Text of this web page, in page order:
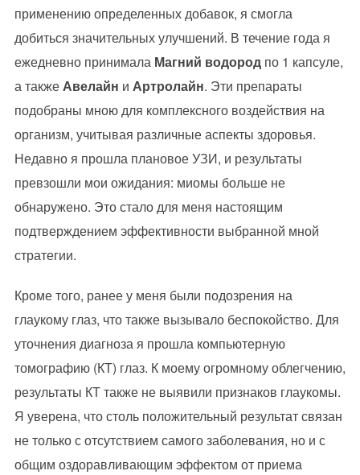
применению определенных добавок, я смогла
добиться значительных улучшений. В течение года я
ежедневно принимала Магний водородпо 1 капсуле,
а такжеАвелайн и Артролайн. Эти препараты
подобраны мною для комплексного воздействия на
организм, учитывая различные аспекты здоровья.
Недавно я прошла плановое УЗИ, и результаты
превзошли мои ожидания: миомы больше не
обнаружено. Это стало для меня настоящим
подтверждением эффективности выбранной мной
стратегии.
Кроме того, ранее у меня были подозрения на
глаукому глаз, что также вызывало беспокойство. Для
уточнения диагноза я прошла компьютерную
томографию (КТ) глаз. К моему огромному облегчению,
результаты КТ также не выявили признаков глаукомы.
Я уверена, что столь положительный результат связан
не только с отсутствием самого заболевания, но и с
общим оздоравливающим эффектом от приема